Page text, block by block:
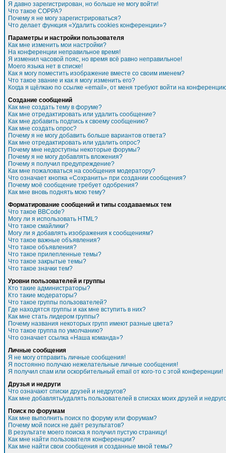
Я давно зарегистрирован, но больше не могу войти!
Что такое COPPA?
Почему я не могу зарегистрироваться?
Что делает функция «Удалить cookies конференции»?
Параметры и настройки пользователя
Как мне изменить мои настройки?
На конференции неправильное время!
Я изменил часовой пояс, но время всё равно неправильное!
Моего языка нет в списке!
Как я могу поместить изображение вместе со своим именем?
Что такое звание и как я могу изменить его?
Когда я щёлкаю по ссылке «email», от меня требуют войти на
Создание сообщений
Как мне создать тему в форуме?
Как мне отредактировать или удалить сообщение?
Как мне добавить подпись к своему сообщению?
Как мне создать опрос?
Почему я не могу добавить больше вариантов ответа?
Как мне отредактировать или удалить опрос?
Почему мне недоступны некоторые форумы?
Почему я не могу добавлять вложения?
Почему я получил предупреждение?
Как мне пожаловаться на сообщения модератору?
Что означает кнопка «Сохранить» при создании сообщения?
Почему моё сообщение требует одобрения?
Как мне вновь поднять мою тему?
Форматирование сообщений и типы создаваемых тем
Что такое BBCode?
Могу ли я использовать HTML?
Что такое смайлики?
Могу ли я добавлять изображения к сообщениям?
Что такое важные объявления?
Что такое объявления?
Что такое прилепленные темы?
Что такое закрытые темы?
Что такое значки тем?
Уровни пользователей и группы
Кто такие администраторы?
Кто такие модераторы?
Что такое группы пользователей?
Где находятся группы и как мне вступить в них?
Как мне стать лидером группы?
Почему названия некоторых групп имеют разные цвета?
Что такое группа по умолчанию?
Что означает ссылка «Наша команда»?
Личные сообщения
Я не могу отправить личные сообщения!
Я постоянно получаю нежелательные личные сообщения!
Я получил спам или оскорбительный email от кого-то с этой конференции!
Друзья и недруги
Что означают списки друзей и недругов?
Как мне добавлять/удалять пользователей в списках моих друзей и
Поиск по форумам
Как мне выполнить поиск по форуму или форумам?
Почему мой поиск не даёт результатов?
В результате моего поиска я получил пустую страницу!
Как мне найти пользователя конференции?
Как мне найти свои сообщения и созданные мной темы?